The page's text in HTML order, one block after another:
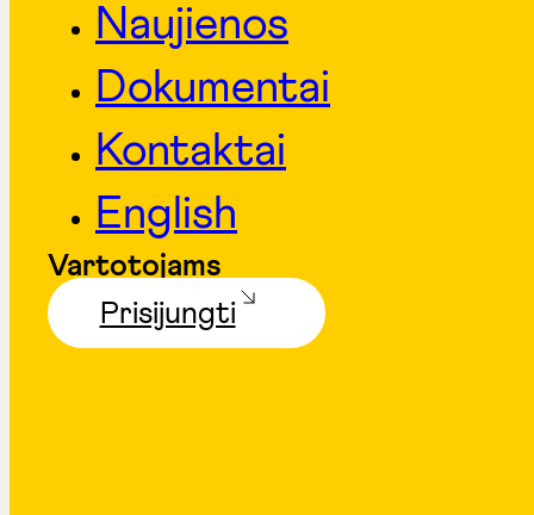
Naujienos
Dokumentai
Kontaktai
English
Vartotojams
Prisijungti